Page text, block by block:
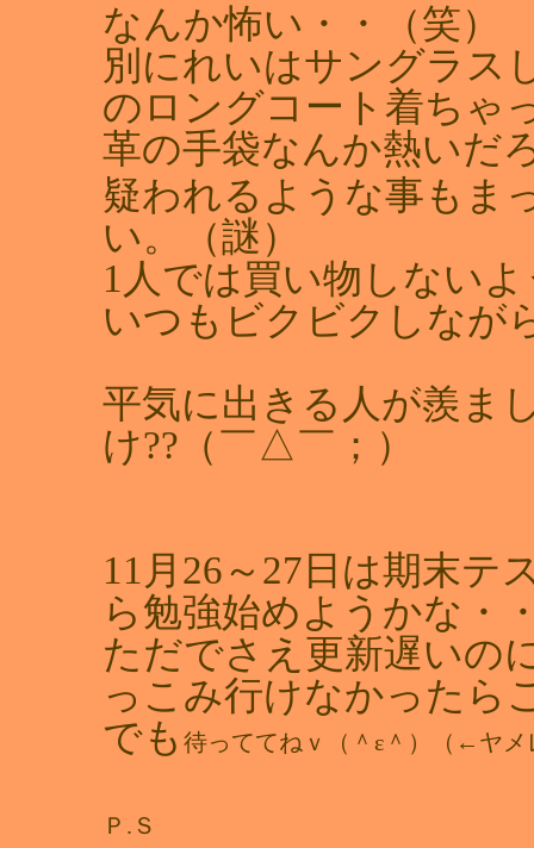
なんか怖い・・（笑）
別にれいはサングラス
のロングコート着ちゃ
革の手袋なんか熱いだ
疑われるような事もま
い。（謎）
1人では買い物しない
いつもビクビクしなが
平気に出きる人が羨ま
け??（￣△￣；）
11月26～27日は期末テ
ら勉強始めようかな・
ただでさえ更新遅いの
っこみ行けなかったら
でも 待っててねｖ（＾ε＾）（←ヤメ
Ｐ.Ｓ